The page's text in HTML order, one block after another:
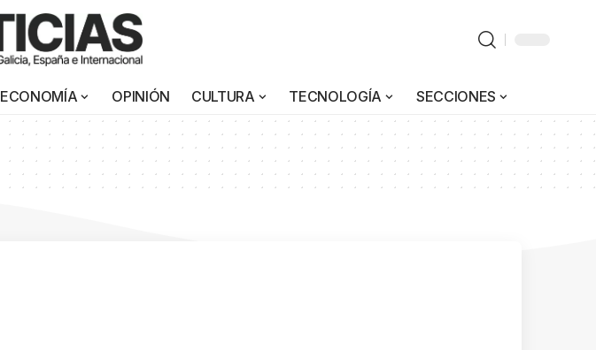
ECONOMÍA OPINIÓN CULTURA TECNOLOGÍA SECCIONES